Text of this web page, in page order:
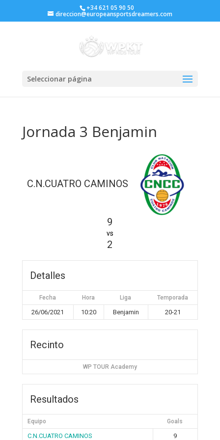
+34 621 05 90 50
direccion@europeansportsdreamers.com
Seleccionar página
Jornada 3 Benjamin
C.N.CUATRO CAMINOS
9
vs
2
Detalles
Fecha Hora Liga Temporada
26/06/2021 10:20 Benjamin 20-21
Recinto
WP TOUR Academy
Resultados
Equipo Goals
C.N.CUATRO CAMINOS 9